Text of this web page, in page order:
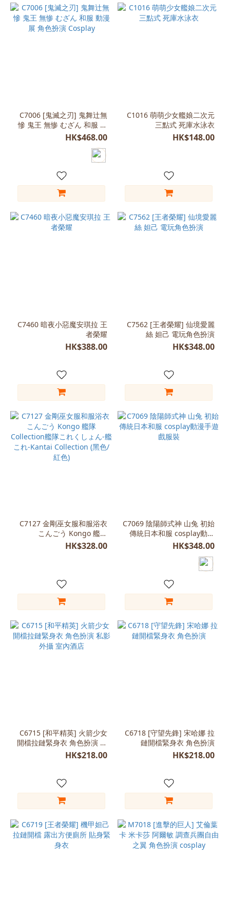
C7006 [鬼滅之刃] 鬼舞辻無
慘 鬼王 無惨 むざん 和服 動
漫展 角色扮演 Cosplay
HK$468.00
C1016 萌萌少女艦娘二次元
三點式 死庫水泳衣
HK$148.00
C7460 暗夜小惡魔安琪拉 王
者榮耀
HK$388.00
C7562 [王者榮耀] 仙境愛麗
絲 妲己 電玩角色扮演
HK$348.00
C7127 金剛巫女服和服浴衣
こんごう Kongo 艦隊
Collection艦隊これくしょ
ん-艦これ-Kantai Collection
HK$328.00
C7069 陰陽師式神 山兔 初始
傳統日本和服 cosplay動漫
手遊戲服裝
HK$348.00
C6715 [和平精英] 火箭少女
開檔拉鏈緊身衣 角色扮演 私
影外攝 室內酒店
HK$218.00
C6718 [守望先鋒] 宋哈娜 拉
鏈開檔緊身衣 角色扮演
HK$218.00